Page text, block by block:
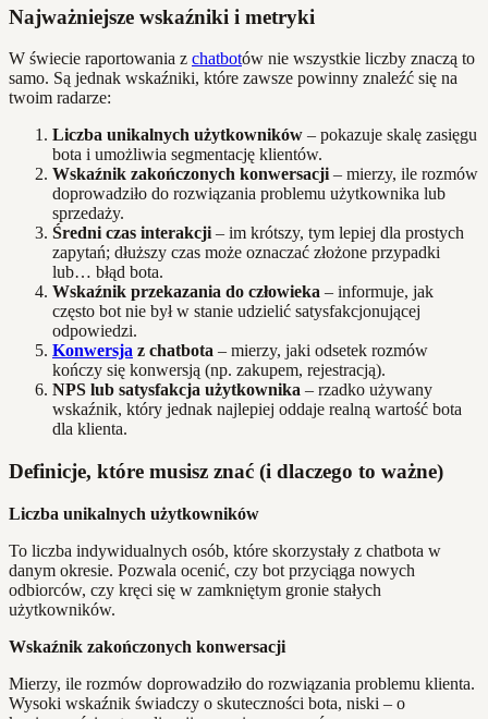
Najważniejsze wskaźniki i metryki
W świecie raportowania z chatbotów nie wszystkie liczby znaczą to
samo. Są jednak wskaźniki, które zawsze powinny znaleźć się na
twoim radarze:
Liczba unikalnych użytkowników – pokazuje skalę zasięgu
bota i umożliwia segmentację klientów.
Wskaźnik zakończonych konwersacji – mierzy, ile rozmów
doprowadziło do rozwiązania problemu użytkownika lub
sprzedaży.
Średni czas interakcji – im krótszy, tym lepiej dla prostych
zapytań; dłuższy czas może oznaczać złożone przypadki
lub… błąd bota.
Wskaźnik przekazania do człowieka – informuje, jak
często bot nie był w stanie udzielić satysfakcjonującej
odpowiedzi.
Konwersja z chatbota – mierzy, jaki odsetek rozmów
kończy się konwersją (np. zakupem, rejestracją).
NPS lub satysfakcja użytkownika – rzadko używany
wskaźnik, który jednak najlepiej oddaje realną wartość bota
dla klienta.
Definicje, które musisz znać (i dlaczego to ważne)
Liczba unikalnych użytkowników
To liczba indywidualnych osób, które skorzystały z chatbota w
danym okresie. Pozwala ocenić, czy bot przyciąga nowych
odbiorców, czy kręci się w zamkniętym gronie stałych
użytkowników.
Wskaźnik zakończonych konwersacji
Mierzy, ile rozmów doprowadziło do rozwiązania problemu klienta.
Wysoki wskaźnik świadczy o skuteczności bota, niski – o